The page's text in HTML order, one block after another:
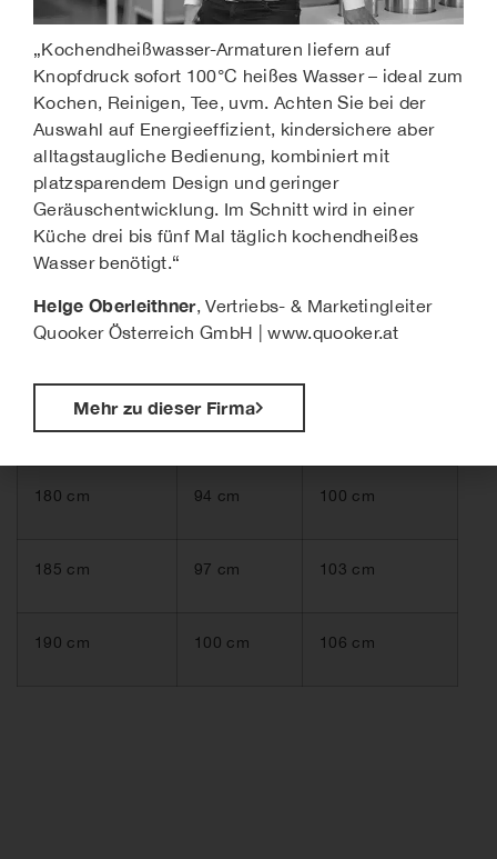
Körpergröße Kochfeld Arbeitshöhe
155 cm 79 cm 85 cm
160 cm 84 cm 90 cm
165 cm
95 cm
180 cm 94 cm 100 cm
185 cm 97 cm 103 cm
190 cm 100 cm 106 cm
„Kochendheißwasser-Armaturen liefern auf
Knopfdruck sofort 100°C heißes Wasser – ideal zum
Kochen, Reinigen, Tee, uvm. Achten Sie bei der
Auswahl auf Energieeffizient, kindersichere aber
alltagstaugliche Bedienung, kombiniert mit
platzsparendem Design und geringer
Geräuschentwicklung. Im Schnitt wird in einer
Küche drei bis fünf Mal täglich kochendheißes
Wasser benötigt.“
Helge Oberleithner, Vertriebs- & Marketingleiter
Quooker Österreich GmbH | www.quooker.at
Mehr zu dieser Firma